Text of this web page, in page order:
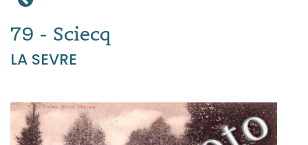
79 - Sciecq
LA SEVRE